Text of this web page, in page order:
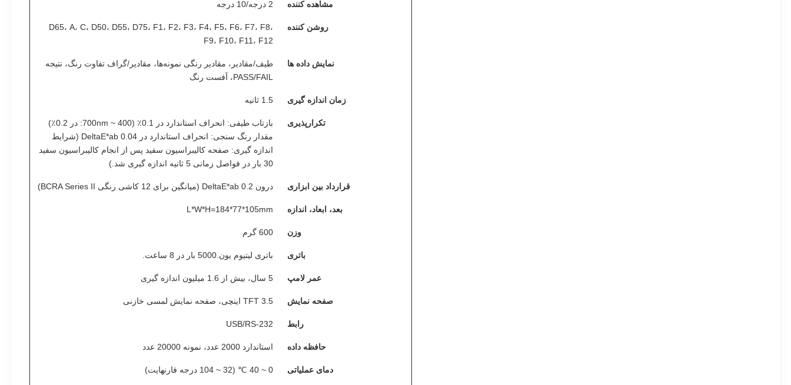
مشاهده کننده 2 درجه/10 درجه
روشن کننده
D65، A، C، D50، D55، D75، F1، F2، F3، F4، F5، F6، F7، F8،
F9، F10، F11، F12
نمایش داده ها
طیف/مقادیر، مقادیر رنگی نمونه‌ها، مقادیر/گراف تفاوت رنگ، نتیجه
PASS/FAIL، آفست رنگ
زمان اندازه گیری 1.5 ثانیه
تکرارپذیری
بازتاب طیفی: انحراف استاندارد در 0.1٪ (400 ~ 700nm: در 0.2٪)
مقدار رنگ سنجی: انحراف استاندارد در DeltaE*ab 0.04 (شرایط
اندازه گیری: صفحه کالیبراسیون سفید پس از انجام کالیبراسیون سفید
30 بار در فواصل زمانی 5 ثانیه اندازه گیری شد.)
قرارداد بین ابزاری درون DeltaE*ab 0.2 (میانگین برای 12 کاشی رنگی BCRA Series II)
بعد، ابعاد، اندازه L*W*H=184*77*105mm
وزن 600 گرم
باتری باتری لیتیوم یون.5000 بار در 8 ساعت.
عمر لامپ 5 سال، بیش از 1.6 میلیون اندازه گیری
صفحه نمایش TFT 3.5 اینچی، صفحه نمایش لمسی خازنی
رابط USB/RS-232
حافظه داده استاندارد 2000 عدد، نمونه 20000 عدد
دمای عملیاتی 0 ~ 40 ℃ (32 ~ 104 درجه فارنهایت)